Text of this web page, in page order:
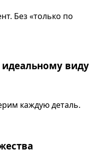
Без «только по
идеальному виду
каждую деталь.